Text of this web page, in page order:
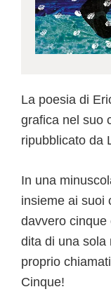
La poesia di
grafica nel suo
ripubblicato da
In una
insieme ai suoi
davvero
dita di una sola
proprio
Cinque!